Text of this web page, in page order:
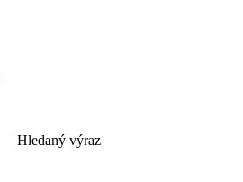
Hledaný výraz